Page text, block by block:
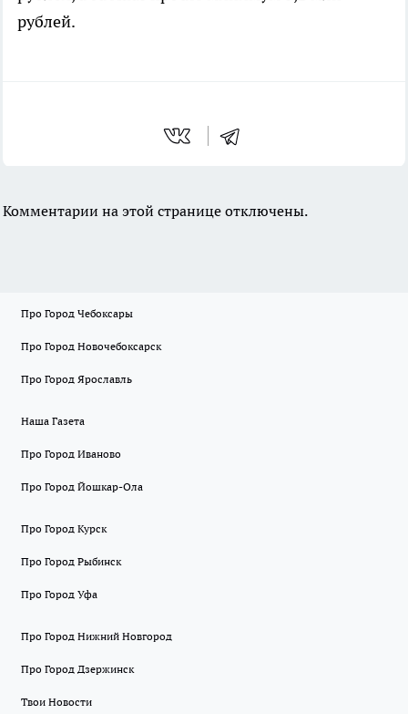
рублей.
Комментарии на этой странице отключены.
Про Город Чебоксары
Про Город Новочебоксарск
Про Город Ярославль
Наша Газета
Про Город Иваново
Про Город Йошкар-Ола
Про Город Курск
Про Город Рыбинск
Про Город Уфа
Про Город Нижний Новгород
Про Город Дзержинск
Твои Новости